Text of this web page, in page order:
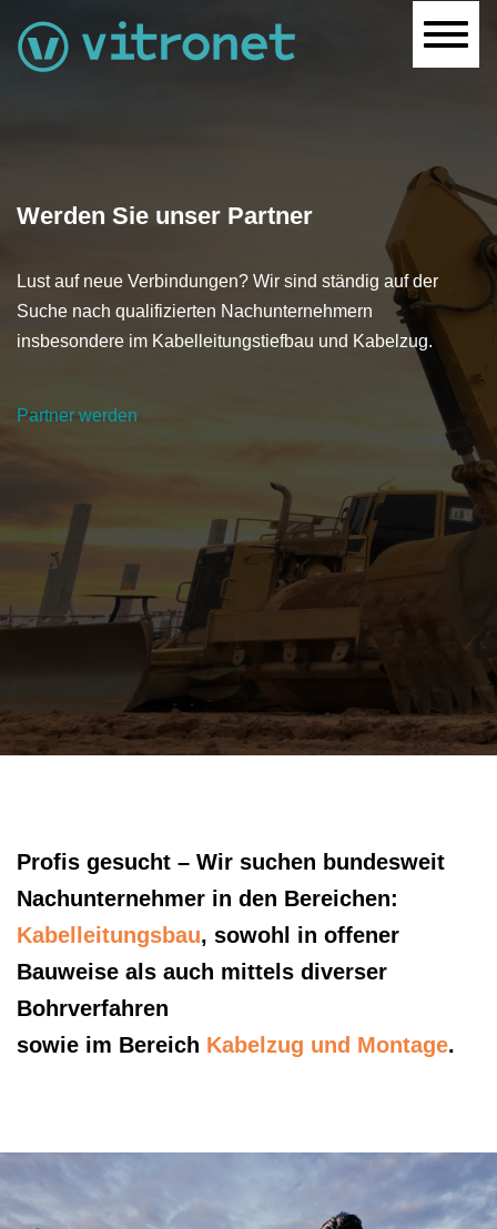
Werden Sie unser Partner
Lust auf neue Verbindungen? Wir sind ständig auf der
Suche nach qualifizierten Nachunternehmern
insbesondere im Kabelleitungstiefbau und Kabelzug.
Partner werden
Profis gesucht – Wir suchen bundesweit
Nachunternehmer in den Bereichen:
Kabelleitungsbau, sowohl in offener
Bauweise als auch mittels diverser
Bohrverfahren
sowie im Bereich Kabelzug und Montage.